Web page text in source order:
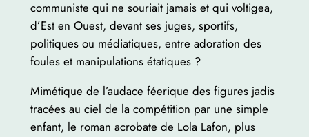
communiste qui ne souriait jamais et qui voltigea,
d’Est en Ouest, devant ses juges, sportifs,
politiques ou médiatiques, entre adoration des
foules et manipulations étatiques ?
Mimétique de l’audace féerique des figures jadis
tracées au ciel de la compétition par une simple
enfant, le roman acrobate de Lola Lafon, plus